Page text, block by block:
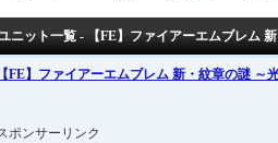
ニット一覧 - 【FE】ファイアーエムブレム
【FE】ファイアーエムブレム 新・紋章の謎 ～
ポンサーリンク